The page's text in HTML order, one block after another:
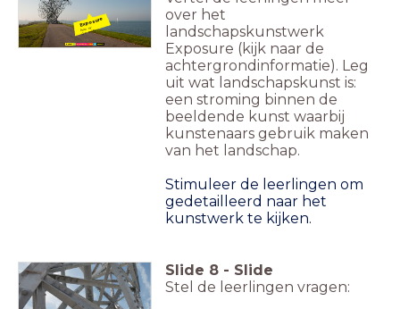
Exposure
Antony
Gormley
over het
landschapskunstwerk
Exposure (kijk naar de
achtergrondinformatie). Leg
uit wat landschapskunst is:
een stroming binnen de
beeldende kunst waarbij
kunstenaars gebruik maken
van het landschap.
Stimuleer de leerlingen om
gedetailleerd naar het
kunstwerk te kijken.
Slide 8 - Slide
Stel de leerlingen vragen: